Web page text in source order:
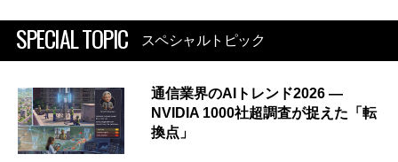
SPECIAL TOPIC スペシャルトピック
通信業界のAIトレンド2026 ―
NVIDIA 1000社超調査が捉えた「転
換点」